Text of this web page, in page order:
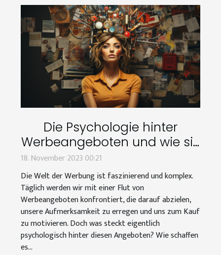
Die Psychologie hinter
Werbeangeboten und wie sie
unser Kaufverhalten
beeinflussen
18. November 2023 00:21
Die Welt der Werbung ist faszinierend und komplex.
Täglich werden wir mit einer Flut von
Werbeangeboten konfrontiert, die darauf abzielen,
unsere Aufmerksamkeit zu erregen und uns zum Kauf
zu motivieren. Doch was steckt eigentlich
psychologisch hinter diesen Angeboten? Wie schaffen
es...